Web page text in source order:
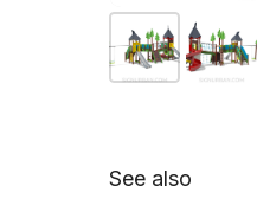
See also